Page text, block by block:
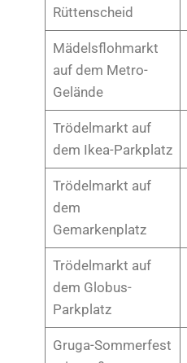
Rüttenscheid
Mädelsflohmarkt
auf dem Metro-
Gelände
Trödelmarkt auf
dem Ikea-Parkplatz
Trödelmarkt auf
dem
Gemarkenplatz
Trödelmarkt auf
dem Globus-
Parkplatz
Gruga-Sommerfest